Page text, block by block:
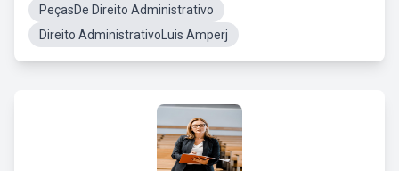
PeçasDe Direito Administrativo
Direito AdministrativoLuis Amperj